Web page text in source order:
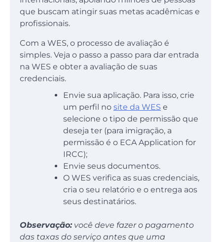
que buscam atingir suas metas acadêmicas e
profissionais.
Com a WES, o processo de avaliação é
simples. Veja o passo a passo para dar entrada
na WES e obter a avaliação de suas
credenciais.
Envie sua aplicação. Para isso, crie
um perfil no site da WES e
selecione o tipo de permissão que
deseja ter (para imigração, a
permissão é o ECA Application for
IRCC);
Envie seus documentos.
O WES verifica as suas credenciais,
cria o seu relatório e o entrega aos
seus destinatários.
Observação:você deve fazer o pagamento
das taxas do serviço antes que uma